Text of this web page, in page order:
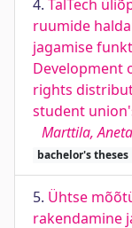
4. TalTech
ruumide
jagamise
Development
rights
student
Marttila,
bachelor's theses
5. Ühtse
rakendamine